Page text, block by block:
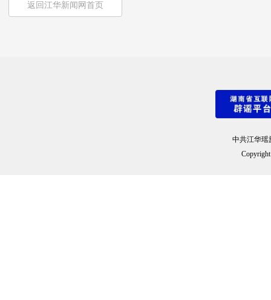
返回江华新闻网首页
中共江华瑶